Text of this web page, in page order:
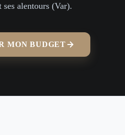
ses alentours (Var).
MON BUDGET